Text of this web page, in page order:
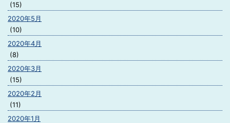
(15)
2020年5月
(10)
2020年4月
(8)
2020年3月
(15)
2020年2月
(11)
2020年1月